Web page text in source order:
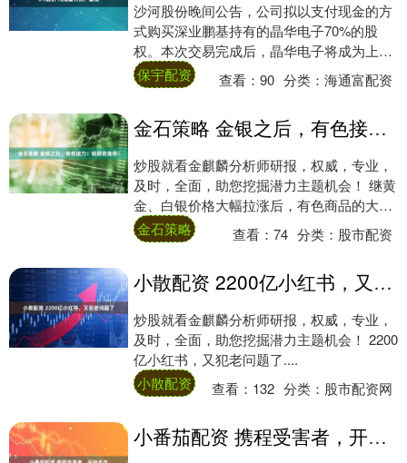
沙河股份晚间公告，公司拟以支付现金的方
式购买深业鹏基持有的晶华电子70%的股
权。本次交易完成后，晶华电子将成为上市
公司的控股子公司，纳入公司合并报表范
围，交易价....
保宇配资 查看：90 分类：海通富配资
金石策略 金银之后，有色接力！铂期货涨停！
炒股就看金麒麟分析师研报，权威，专业，
及时，全面，助您挖掘潜力主题机会！ 继黄
金、白银价格大幅拉涨后，有色商品的大
涨“接力棒”传递到了铂、钯。 12月15日，
国....
金石策略 查看：74 分类： 股市配资
小散配资 2200亿小红书，又犯老问题了
炒股就看金麒麟分析师研报，权威，专业，
及时，全面，助您挖掘潜力主题机会！ 2200
亿小红书，又犯老问题了....
小散配资
查看： 132 分类： 股市配资网
小番茄配资 携程受害者，开始反击